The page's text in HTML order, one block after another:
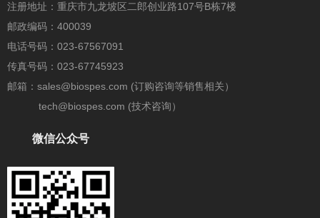
微信公众号
注册地址：重庆市九龙坡区二郎创业路107号B栋7楼
邮政编码：400039
电话号码：023-67567091
传真号码：023-67745923
邮箱：sales@biospes.com (订购咨询等销售相关）
tech@biospes.com (技术咨询）